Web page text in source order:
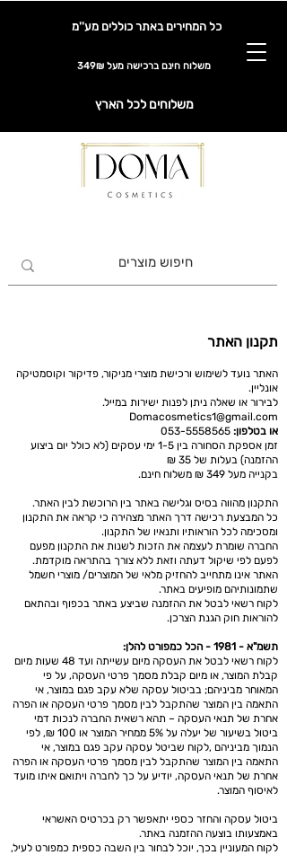
כל המחירים באתר כוללים מע''מ
משלוח חינם ברכישה מעל 349₪
משלוחים לכל הארץ
תקנון האתר
האתר נועד לשימוש ורכישת מוצרי מניקור, פדיקור וקוסמטיקה
אונליין.
לבירור או שאלה ניתן לפנות ישירות במייל.
Domacosmetics1@gmail.com
או בטלפון: 053-5558565
זמן אספקת הסחורה בין 1-5 ימי עסקים
(לא כולל יום ביצוע
ההזמנה) בעלות של 35 ₪
בקנייה מעל 349 ₪ משלוח חינם.
התקנון מהווה בסיס וגלישה באתר בין הרוכשת לבין האתר.
כל המבצעת רכישה דרך האתר מצהירה כי קראה את התקנון
ומסכימה לכל הוראותיו ותנאיו של התקנון.
החברה שומרת לעצמה את הזכות לשנות את התקנון מפעם
לפעם לפי שיקול דעתה וזאת ללא צורך בהתראה מוקדמת.
האתר אינו מתחייב להחזיק מלאי של המוצרים/ מוצרי חשמל
שתמונותיהם מופיעים באתר.
לקוח רשאי לבטל את ההזמנה שביצע באתר בכפוף ובהתאם
להוראות חוק הגנת הצרכן.
תשמ"א - 198 1
- הכל כמפורט להלן:
לקוח רשאי לבטל את העסקה מיום עשייתה ועד 48 שעות מיום
קבלת המוצר, או מיום קבלת מסמך פרטי העסקה, על פי
המאוחר מביניהם; בביטול עסקה שלא עקב פגם במוצר, אי
התאמה בין המוצר שהתקבל לבין מסמך פרטי העסקה או הפרה
אחרת של תנאי העסקה – תהא רשאית החברה לנכות דמי
ביטול בשיעור של יעלה על 5% ממחיר המוצר או 100 ₪, לפי
הנמוך מביניהם ,לקוח שביטל עסקה עקב פגם במוצר, אי
התאמה בין המוצר שהתקבל לבין מסמך פרטי העסקה או הפרה
אחרת של תנאי העסקה, יודיע על כך לחברה ויתואם איתו מועד
לאיסוף המוצר.
ביטול עסקה והחזר כספי יתאפשר רק בכרטיס האשראי
באמצעותו בוצעה ההזמנה באתר.
לקוח המעוניין בכך, יוכל לבחור בין השבה כספית כמפורט לעיל,